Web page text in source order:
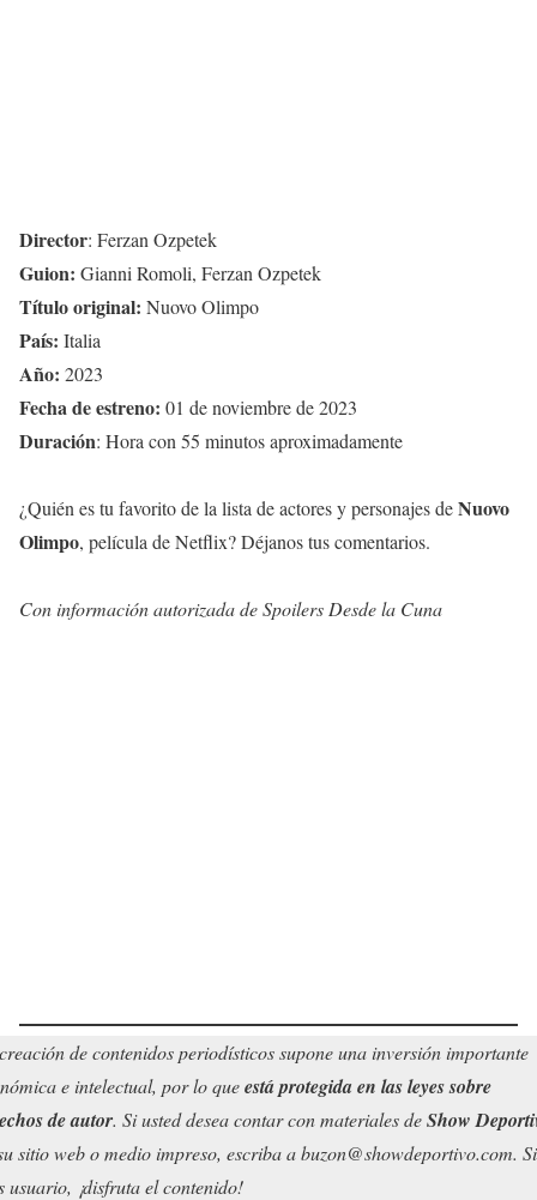
Director: Ferzan Ozpetek
Guion: Gianni Romoli, Ferzan Ozpetek
Título original: Nuovo Olimpo
País: Italia
Año: 2023
Fecha de estreno: 01 de noviembre de 2023
Duración: Hora con 55 minutos aproximadamente
¿Quién es tu favorito de la lista de actores y personajes deNuovo
Olimpo, película de Netflix? Déjanos tus comentarios.
Con información autorizada de Spoilers Desde la Cuna
de contenidos periodísticos supone una inversión importante
e intelectual, por lo queestá protegida en las leyes sobre
de autor. Si usted desea contar con materiales deShow
sitio web o medio impreso, escriba a buzon@showdeportivo.com. Si
usuario, ¡disfruta el contenido!